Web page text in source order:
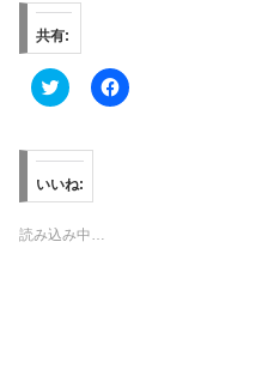
共有:
ク
リ
し
て
T
w
i
t
F
a
いいね:
読み込み中…